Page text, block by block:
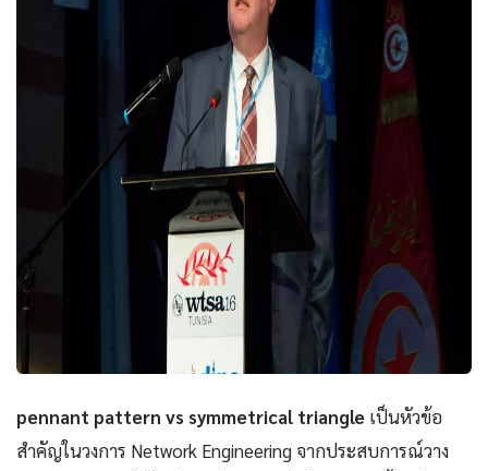
pennant pattern vs symmetrical triangle เป็นหัวข้อ
สำคัญในวงการ Network Engineering จากประสบการณ์วาง